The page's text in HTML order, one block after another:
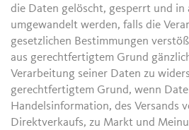
die Daten gelöscht, gesperrt und in
umgewandelt werden, falls die
gesetzlichen Bestimmungen
aus gerechtfertigtem Grund
Verarbeitung seiner Daten zu
gerechtfertigtem Grund, wenn
Handelsinformation, des Versands
Direktverkaufs, zu Markt und